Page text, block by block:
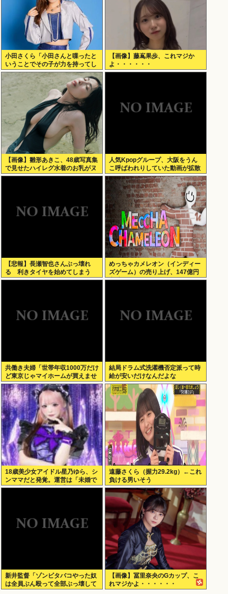
小田さくら「小田さんと喋ったと
いうことでその子が力を持ってし
まわないように、研修生とは喋ら
ないように
【画像】藤嶌果歩、これマジか
よ・・・・・・
【画像】雛形あきこ、48歳写真集
で見せたハイレグ水着のお乳がヌ
ケる
人気Kpopグループ、大阪をうん
こ呼ばわれりしていた動画が拡散
www
【悲報】長瀬智也さんぶっ壊れ
る 利きタイヤを始めてしまう
www（動画あり）
めっちゃカメレオン（インディー
ズゲーム）の売り上げ、147億円
突破www
共働き夫婦「世帯年収1000万だけ
ど東京じゃマイホームが買えませ
ん 」
結局ドラム式洗濯機否定派って時
給が安いだけなんだよな
18歳美少女アイドル星乃ゆら、シ
ンママだと発覚。運営は「未婚で
現在交際している相手もいないの
遠藤さくら（握力29.2kg）←これ
負ける男いそう
新井監督「ゾンビタバコやった奴
は全員ぶん殴って全部ぶっ壊して
【画像】冨里奈央のGカップ、こ
れマジかよ・・・・・・